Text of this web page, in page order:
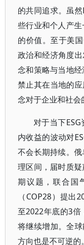
的共同追求。虽
些行业和个人产
的价值。至于美
政治和经济角度
念和策略与当地
禁止其在当地的
念对于企业和社会
对于当下
内收益的波动对
不会长期持续。
理区间，届时质
期议题，联合国
（COP28）提出
至2022年底的3
将继续增加。全
方向也是不可逆的。